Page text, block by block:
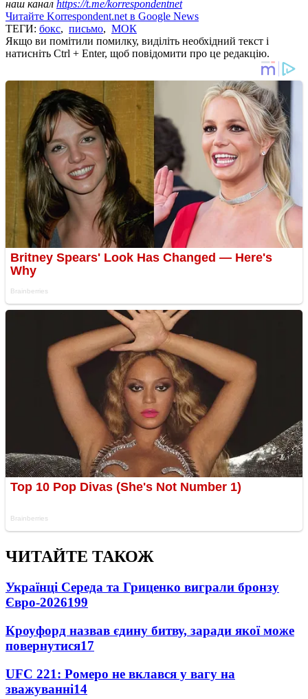
наш канал https://t.me/korrespondentnet
Читайте Korrespondent.net в Google News
ТЕГИ: бокс, письмо, МОК
Якщо ви помітили помилку, виділіть необхідний текст і
натисніть Ctrl + Enter, щоб повідомити про це редакцію.
ЧИТАЙТЕ ТАКОЖ
Українці Середа та Гриценко виграли бронзу
Євро-2026199
Кроуфорд назвав єдину битву, заради якої може
повернутися17
UFC 221: Ромеро не вклався у вагу на
зважуванні14